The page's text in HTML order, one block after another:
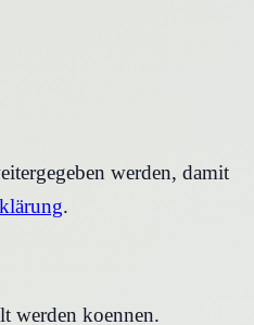
werden, damit
.
werden koennen.